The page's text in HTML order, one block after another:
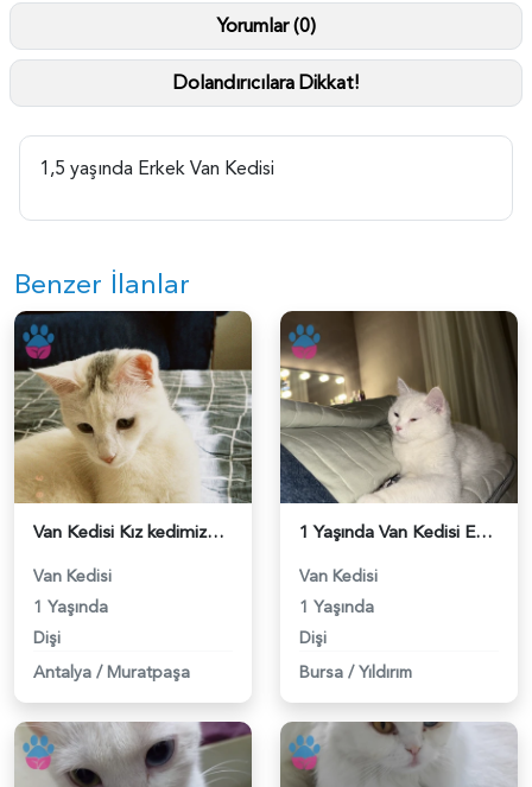
Yorumlar (0)
Dolandırıcılara Dikkat!
1,5 yaşında Erkek Van Kedisi
Benzer İlanlar
Van Kedisi Kız kedimize eş arıyoruz - 118984110
Van Kedisi
1 Yaşında
Dişi
Antalya / Muratpaşa
1 Yaşında Van Kedisi Eş Arıyor - 118984010
Van Kedisi
1 Yaşında
Dişi
Bursa / Yıldırım